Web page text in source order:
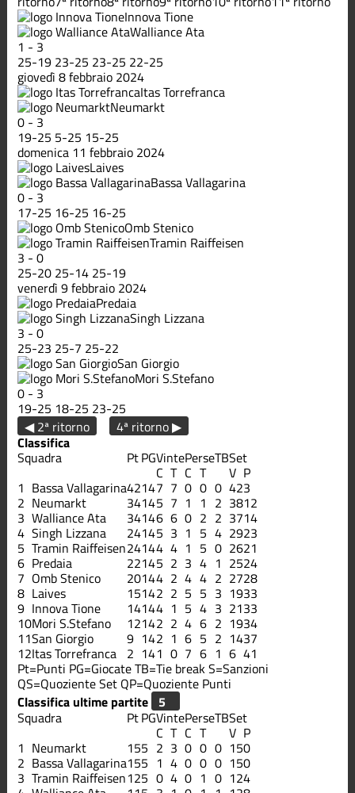
Innova Tione
Walliance Ata
1 - 3
25-19 23-25 23-25 22-25
giovedì 8 febbraio 2024
Itas Torrefranca
Neumarkt
0 - 3
19-25 5-25 15-25
domenica 11 febbraio 2024
Laives
Bassa Vallagarina
0 - 3
17-25 16-25 16-25
Omb Stenico
Tramin Raiffeisen
3 -0
25-20 25-14 25-19
venerdì 9 febbraio 2024
Predaia
Singh Lizzana
3 -0
25-23 25-7 25-22
San Giorgio
Mori S.Stefano
0 - 3
19-25 18-25 23-25
◀ 2ª ritorno
4ª ritorno ▶
Classifica
Squadra PtPGVintePerseTBSet
C T C T V P
1 Bassa Vallagarina42147 7 0 0 0 423
2 Neumarkt 34145 7 1 1 2 3812
3 Walliance Ata 34146 6 0 2 2 3714
4 Singh Lizzana 24145 3 1 5 4 2923
5 Tramin Raiffeisen24144 4 1 5 0 2621
6 Predaia 22145 2 3 4 1 2524
7 Omb Stenico 20144 2 4 4 2 2728
8 Laives 15142 2 5 5 3 1933
9 Innova Tione 14144 1 5 4 3 2133
10Mori S.Stefano 12142 2 4 6 2 1934
11San Giorgio 9 142 1 6 5 2 1437
12Itas Torrefranca 2 141 0 7 6 1 6 41
Pt=Punti PG=GiocateTB=Tie breakS=Sanzioni
QS=Quoziente Set QP=Quoziente Punti
Classifica ultime partite
Squadra
PtPGVintePerseTBSet
C T C T V P
1 Neumarkt 155 2 3 0 0 0 150
2 Bassa Vallagarina155 1 4 0 0 0 150
3 Tramin Raiffeisen125 0 4 0 1 0 124